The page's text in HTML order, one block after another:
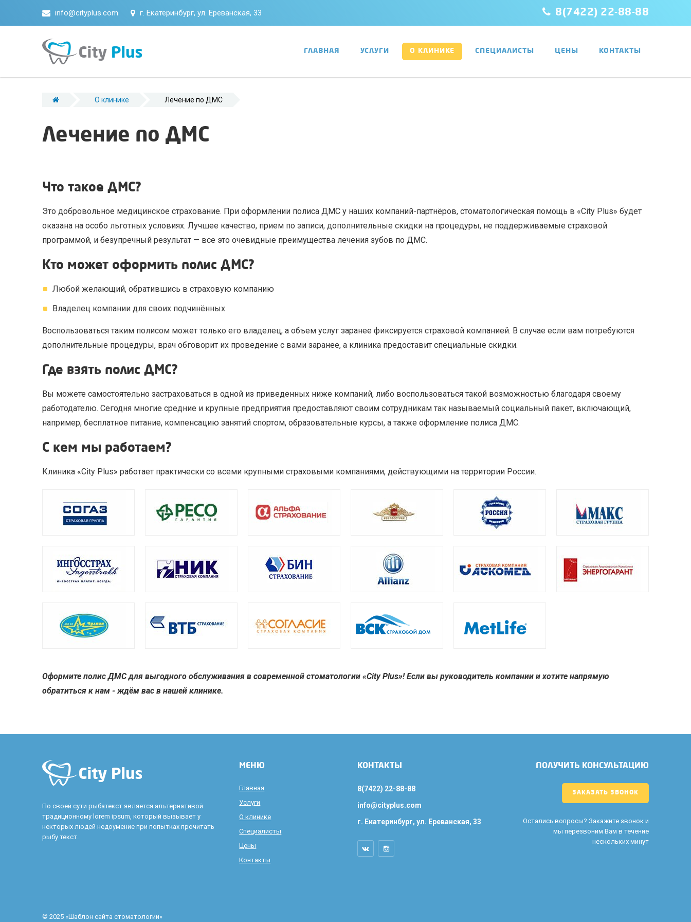
info@cityplus.com г. Екатеринбург, ул. Ереванская, 33 8(7422) 22-88-88
ГЛАВНАЯ УСЛУГИ О КЛИНИКЕ СПЕЦИАЛИСТЫ ЦЕНЫ КОНТАКТЫ
О клинике Лечение по ДМС
Лечение по ДМС
Что такое ДМС?
Это добровольное медицинское страхование. При оформлении полиса ДМС у наших компаний-партнёров, стоматологическая помощь в «City Plus» будет
оказана на особо льготных условиях. Лучшее качество, прием по записи, дополнительные скидки на процедуры, не поддерживаемые страховой
программой, и безупречный результат — все это очевидные преимущества лечения зубов по ДМС.
Кто может оформить полис ДМС?
Любой желающий, обратившись в страховую компанию
Владелец компании для своих подчинённых
Воспользоваться таким полисом может только его владелец, а объем услуг заранее фиксируется страховой компанией. В случае если вам потребуются
дополнительные процедуры, врач обговорит их проведение с вами заранее, а клиника предоставит специальные скидки.
Где взять полис ДМС?
Вы можете самостоятельно застраховаться в одной из приведенных ниже компаний, либо воспользоваться такой возможностью благодаря своему
работодателю. Сегодня многие средние и крупные предприятия предоставляют своим сотрудникам так называемый социальный пакет, включающий,
например, бесплатное питание, компенсацию занятий спортом, образовательные курсы, а также оформление полиса ДМС.
С кем мы работаем?
Клиника «City Plus» работает практически со всеми крупными страховыми компаниями, действующими на территории России.
Оформите полис ДМС для выгодного обслуживания в современной стоматологии «City Plus»! Если вы руководитель компании и хотите напрямую
обратиться к нам - ждём вас в нашей клинике.
По своей сути рыбатекст является альтернативой
традиционному lorem ipsum, который вызывает у
некторых людей недоумение при попытках прочитать
рыбу текст.
МЕНЮ
Главная
Услуги
О клинике
Специалисты
Цены
Контакты
КОНТАКТЫ
8(7422) 22-88-88
info@cityplus.com
г. Екатеринбург, ул. Ереванская, 33
ПОЛУЧИТЬ КОНСУЛЬТАЦИЮ
ЗАКАЗАТЬ ЗВОНОК
Остались вопросы? Закажите звонок и
мы перезвоним Вам в течение
нескольких минут
© 2025 «Шаблон сайта стоматологии»